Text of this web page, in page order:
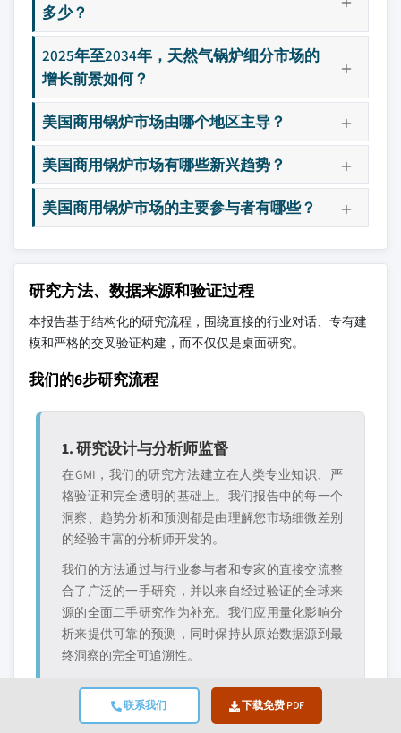
联系我们 下载免费 PDF
多少？
2025年至2034年，天然气锅炉细分市场的
增长前景如何？
美国商用锅炉市场由哪个地区主导？
美国商用锅炉市场有哪些新兴趋势？
美国商用锅炉市场的主要参与者有哪些？
研究方法、数据来源和验证过程
本报告基于结构化的研究流程，围绕直接的行业对话、专有建
模和严格的交叉验证构建，而不仅仅是桌面研究。
我们的6步研究流程
1. 研究设计与分析师监督
在GMI，我们的研究方法建立在人类专业知识、严
格验证和完全透明的基础上。我们报告中的每一个
洞察、趋势分析和预测都是由理解您市场细微差别
的经验丰富的分析师开发的。
我们的方法通过与行业参与者和专家的直接交流整
合了广泛的一手研究，并以来自经过验证的全球来
源的全面二手研究作为补充。我们应用量化影响分
析来提供可靠的预测，同时保持从原始数据源到最
终洞察的完全可追溯性。